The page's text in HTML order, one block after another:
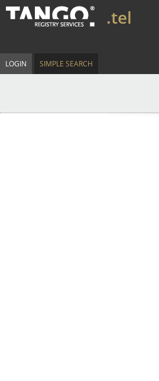
.tel
LOGIN SIMPLE SEARCH